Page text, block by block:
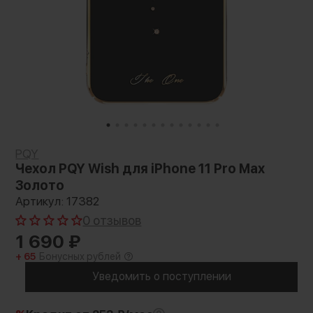
Чехол PQY Wish для iPhone 11 Pro Max
Золото
Артикул: 17382
0 отзывов
1 690 ₽
+ 65 Бонусных рублей
Уведомить о поступлении